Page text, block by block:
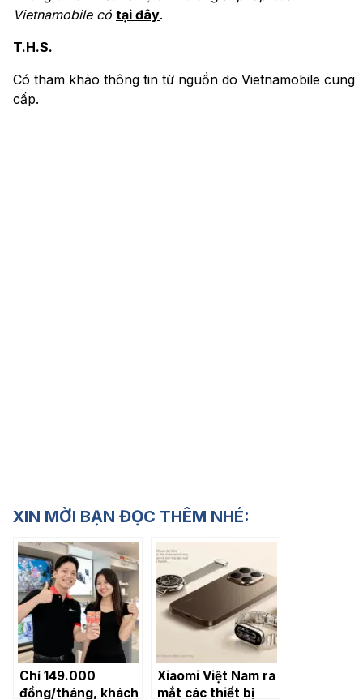
Vietnamobile có tại đây.
T.H.S.
Có tham khảo thông tin từ nguồn do Vietnamobile cung
cấp.
XIN MỜI BẠN ĐỌC THÊM NHÉ:
Chỉ 149.000
đồng/tháng, khách
Xiaomi Việt Nam ra
mắt các thiết bị